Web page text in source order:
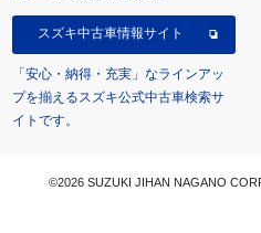
スズキ中古車情報サイト
「安心・納得・充実」なラインアッ
プを揃えるスズキ公式中古車検索サ
イトです。
©2026 SUZUKI JIHAN NAGANO